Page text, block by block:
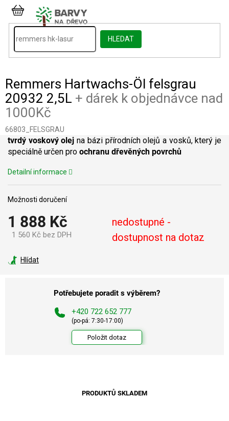
Přejít
obsah
HLEDAT
NÁKUPNÍ
KOŠÍK
Remmers Hartwachs-Öl felsgrau
20932 2,5L + dárek k objednávce nad
1000Kč
66803_FELSGRAU
1 888 Kč
1 560 Kč bez DPH
nedostupné -
dostupnost na dotaz
Možnosti doručení
tvrdý voskový olej na bázi přírodních olejů a vosků, který je
speciálně určen pro ochranu dřevěných povrchů
Detailní informace
Hlídat
Potřebujete poradit s výběrem?
+420 722 652 777
(po-pá: 7:30-17:00)
Položit dotaz
PRODUKTŮ SKLADEM